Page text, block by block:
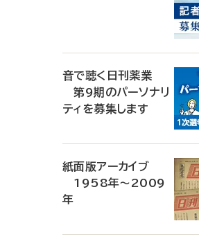
音で聴く日刊薬業
第9期のパーソナリ
ティを募集します
紙面版アーカイブ
1958年～2009
年